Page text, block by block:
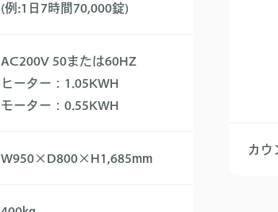
(例:1日7時間70,000錠)
AC200V 50または60HZ
ヒーター：1.05KWH
モーター：0.55KWH
W950×D800×H1,685mm
カウ